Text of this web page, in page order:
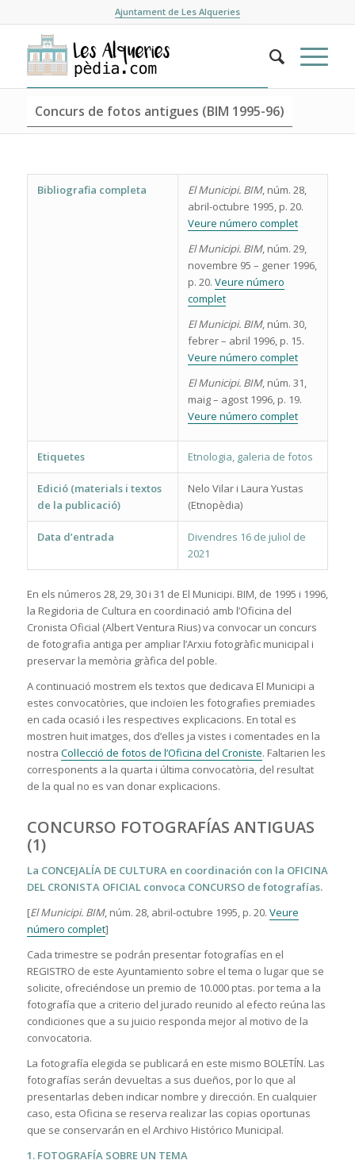
Ajuntament de Les Alqueries
Concurs de fotos antigues (BIM 1995-96)
Bibliografia completa El Municipi. BIM, núm. 28,
abril-octubre 1995, p. 20.
Veure número complet
El Municipi. BIM, núm. 29,
novembre 95 – gener 1996,
p. 20. Veure número
complet
El Municipi. BIM, núm. 30,
febrer – abril 1996, p. 15.
Veure número complet
El Municipi. BIM, núm. 31,
maig – agost 1996, p. 19.
Veure número complet
Etiquetes Etnologia, galeria de fotos
Edició (materials i textos
de la publicació)
Nelo Vilar i Laura Yustas
(Etnopèdia)
Data d’entrada
Divendres 16 de juliol de
2021
En els números 28, 29, 30 i 31 de El Municipi. BIM, de 1995 i 1996,
la Regidoria de Cultura en coordinació amb l’Oficina del
Cronista Oficial (Albert Ventura Rius) va convocar un concurs
de fotografia antiga per ampliar l’Arxiu fotogràfic municipal i
preservar la memòria gràfica del poble.
A continuació mostrem els textos que dedicava El Municipi a
estes convocatòries, que incloïen les fotografies premiades
en cada ocasió i les respectives explicacions. En total es
mostren huit imatges, dos d’elles ja vistes i comentades en la
nostra Col·lecció de fotos de l’Oficina del Croniste. Faltarien les
corresponents a la quarta i última convocatòria, del resultat
de la qual no es van donar explicacions.
CONCURSO FOTOGRAFÍAS ANTIGUAS
(1)
La CONCEJALÍA DE CULTURA en coordinación con la OFICINA
DEL CRONISTA OFICIAL convoca CONCURSO de fotografías.
[El Municipi. BIM, núm. 28, abril-octubre 1995, p. 20. Veure
número complet]
Cada trimestre se podrán presentar fotografías en el
REGISTRO de este Ayuntamiento sobre el tema o lugar que se
solicite, ofreciéndose un premio de 10.000 ptas. por tema a la
fotografía que a criterio del jurado reunido al efecto reúna las
condiciones que a su juicio responda mejor al motivo de la
convocatoria.
La fotografía elegida se publicará en este mismo BOLETÍN. Las
fotografías serán devueltas a sus dueños, por lo que al
presentarlas deben indicar nombre y dirección. En cualquier
caso, esta Oficina se reserva realizar las copias oportunas
que se conservarán en el Archivo Histórico Municipal.
1. FOTOGRAFÍA SOBRE UN TEMA